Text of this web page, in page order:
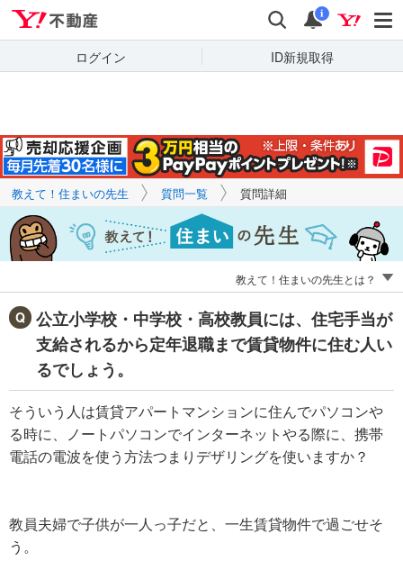
検索 通知
i
ログイン ID新規取得
キーワードで
質問を探す
教えて！住まいの先生 質問一覧 質問詳細
教えて！住まいの先生とは？
公立小学校・中学校・高校教員には、住宅手当が
支給されるから定年退職まで賃貸物件に住む人い
るでしょう。
そういう人は賃貸アパートマンションに住んでパソコンや
る時に、ノートパソコンでインターネットやる際に、携帯
電話の電波を使う方法つまりデザリングを使いますか？
教員夫婦で子供が一人っ子だと、一生賃貸物件で過ごせそ
う。